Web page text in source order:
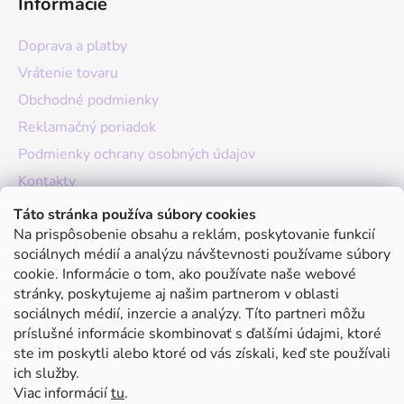
Táto stránka používa súbory cookies
Na prispôsobenie obsahu a reklám, poskytovanie funkcií
sociálnych médií a analýzu návštevnosti používame súbory
cookie. Informácie o tom, ako používate naše webové
stránky, poskytujeme aj našim partnerom v oblasti
sociálnych médií, inzercie a analýzy. Títo partneri môžu
príslušné informácie skombinovať s ďalšími údajmi, ktoré
ste im poskytli alebo ktoré od vás získali, keď ste používali
ich služby.
Viac informáciítu.
Doprava a platby
Vrátenie tovaru
Obchodné podmienky
Reklamačný poriadok
Podmienky ochrany osobných údajov
Kontakty
O nás
Hodnotenie obchodu
Moja objednávka
Instagram